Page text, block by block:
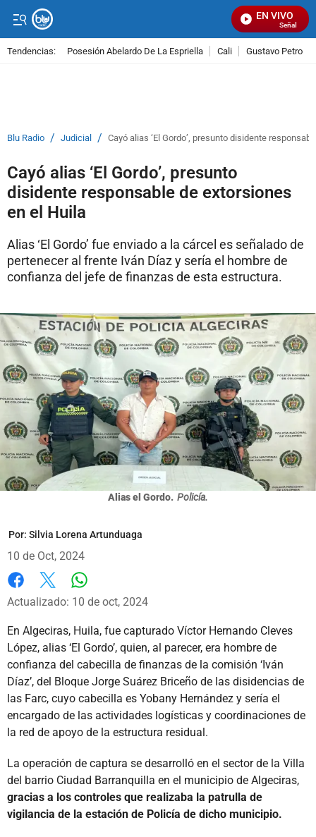
EN VIVO
Señal
Tendencias: Posesión Abelardo De La Espriella Cali Gustavo Petro
Blu Radio / Judicial / Cayó alias ‘El Gordo’, presunto disidente
Cayó alias ‘El Gordo’, presunto
disidente responsable de extorsiones
en el Huila
Alias ‘El Gordo’ fue enviado a la cárcel es señalado de
pertenecer al frente Iván Díaz y sería el hombre de
confianza del jefe de finanzas de esta estructura.
Alias el Gordo. Policía.
Por: Silvia Lorena Artunduaga
10 de Oct, 2024
Facebook
X
Actualizado: 10 de oct, 2024
En Algeciras, Huila, fue capturado Víctor Hernando Cleves
López, alias ‘El Gordo’, quien, al parecer, era hombre de
confianza del cabecilla de finanzas de la comisión ‘Iván
Díaz’, del Bloque Jorge Suárez Briceño de las disidencias de
las Farc, cuyo cabecilla es Yobany Hernández y sería el
encargado de las actividades logísticas y coordinaciones de
la red de apoyo de la estructura residual.
La operación de captura se desarrolló en el sector de la Villa
del barrio Ciudad Barranquilla en el municipio de Algeciras,
gracias a los controles que realizaba la patrulla de
vigilancia de la estación de Policía de dicho municipio.